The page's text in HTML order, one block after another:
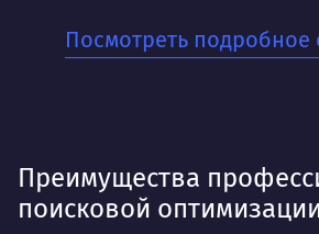
Для бизнесов, которые ценят
хотят заложить прочный
Посмотреть подробное
Преимущества
поисковой